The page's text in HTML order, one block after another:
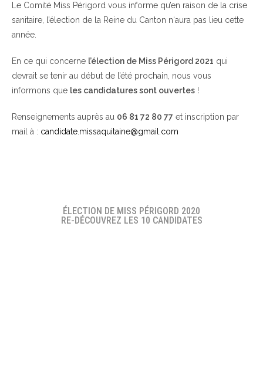
Le Comité Miss Périgord vous informe qu’en raison de la crise
sanitaire, l’élection de la Reine du Canton n‘aura pas lieu cette
année.
En ce qui concerne l’élection de Miss Périgord 2021 qui
devrait se tenir au début de l’été prochain, nous vous
informons que les candidatures sont ouvertes !
Renseignements auprès au 06 81 72 80 77 et inscription par
mail à : candidate.missaquitaine@gmail.com
ÉLECTION DE MISS PÉRIGORD 2020
RE-DÉCOUVREZ LES 10 CANDIDATES